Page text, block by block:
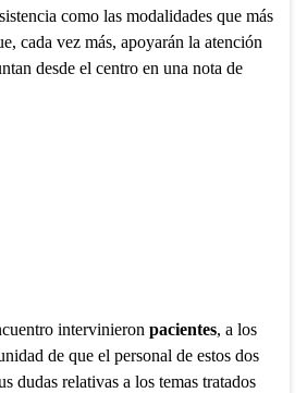
como las modalidades que más
cada vez más, apoyarán la atención
desde el centro en una nota de
intervinieron pacientes, a los
de que el personal de estos dos
dudas relativas a los temas tratados